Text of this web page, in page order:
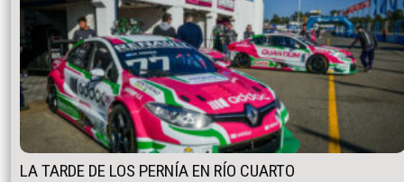
LA TARDE DE LOS PERNÍA EN RÍO CUARTO